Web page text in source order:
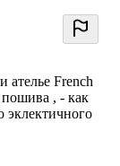
ателье French
, - как
эклектичного